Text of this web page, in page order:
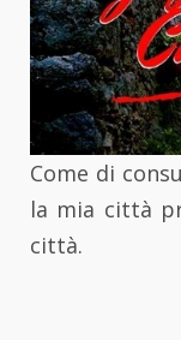
Come di
la mia città
città.